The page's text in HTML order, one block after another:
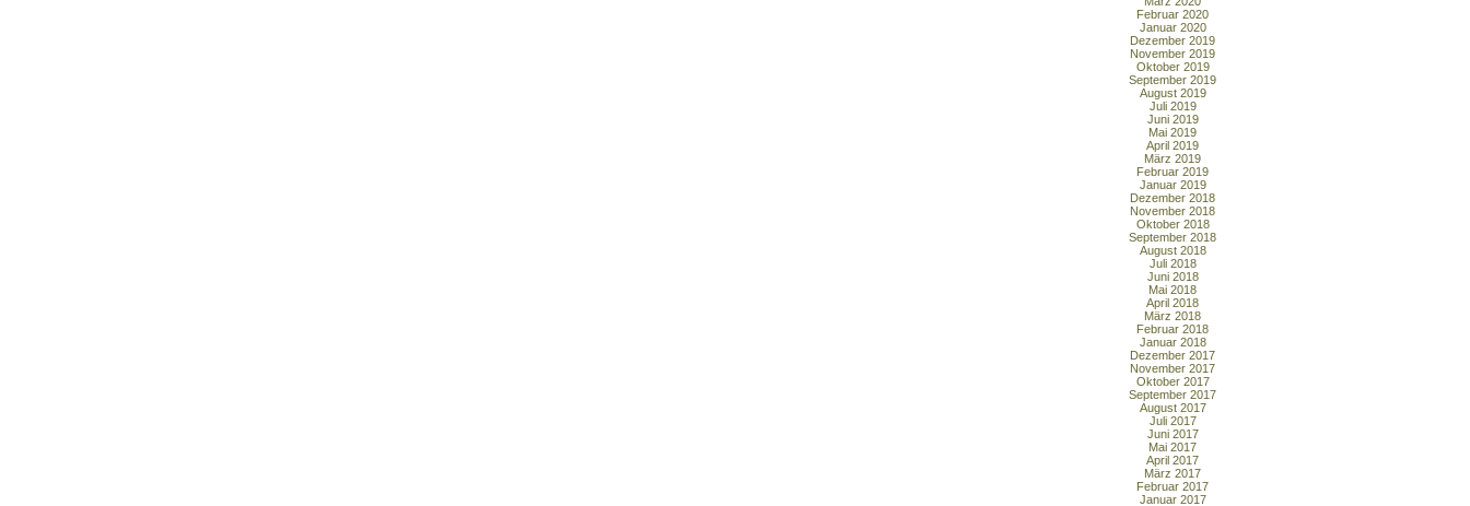
Februar 2020
Januar 2020
Dezember 2019
November 2019
Oktober 2019
September 2019
August 2019
Juli 2019
Juni 2019
Mai 2019
April 2019
März 2019
Februar 2019
Januar 2019
Dezember 2018
November 2018
Oktober 2018
September 2018
August 2018
Juli 2018
Juni 2018
Mai 2018
April 2018
März 2018
Februar 2018
Januar 2018
Dezember 2017
November 2017
Oktober 2017
September 2017
August 2017
Juli 2017
Juni 2017
Mai 2017
April 2017
März 2017
Februar 2017
Januar 2017